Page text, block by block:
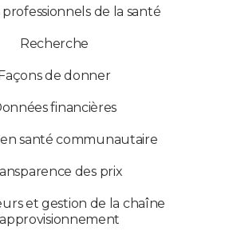
professionnels de la santé
Recherche
Façons de donner
financières
en santé communautaire
des prix
et gestion de la chaîne